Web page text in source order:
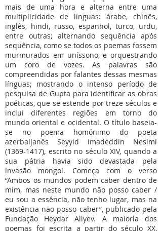
mais de uma hora e alterna entre uma
multiplicidade de línguas: árabe, chinês,
inglês, hindi, russo, espanhol, turco, urdu,
entre outras; alternando sequência após
sequência, como se todos os poemas fossem
murmurados em uníssono, e orquestrando
um coro de vozes. As palavras são
compreendidas por falantes dessas mesmas
línguas; mostrando o intenso período de
pesquisa de Gupta para identificar as obras
poéticas, que se estende por treze séculos e
inclui diferentes regiões em torno do
mundo oriental e ocidental. O título baseia-
se no poema homónimo do poeta
azerbaijanês Seyyid Imadeddin Nesimi
(1369-1417), escrito no século XIV, quando a
sua pátria havia sido devastada pela
invasão mongol. Começa com o verso
“Ambos os mundos podem caber dentro de
mim, mas neste mundo não posso caber /
eu sou a essência, não tenho lugar, mas na
existência não posso caber”, publicado pela
Fundação Heydar Aliyev. A maioria dos
poemas foi escrita a partir do século XX,